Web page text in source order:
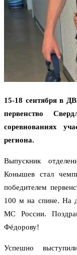
15-18 сентября в
первенство
соревнованиях
региона.
Выпускник
Конышев стал
победителем
100 м на спине. На
МС России.
Фёдорову!
Успешно